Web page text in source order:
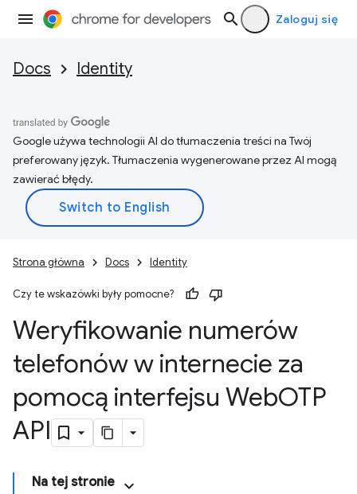
Zaloguj się
Docs Identity
Google używa technologii AI do tłumaczenia treści na Twój
preferowany język. Tłumaczenia wygenerowane przez AI mogą
zawierać błędy.
Strona główna Docs Identity
Czy te wskazówki były pomocne?
Weryfikowanie numerów
telefonów w internecie za
pomocą interfejsu WebOTP
API
Na tej stronie